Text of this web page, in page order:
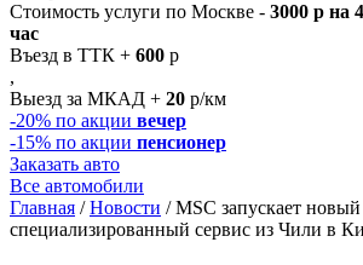
Стоимость услуги по Москве - 3000 р на
час
Въезд в ТТК + 600 р
,
Выезд за МКАД + 20 р/км
-20% по акции вечер
-15% по акции пенсионер
Заказать авто
Все автомобили
Главная /Новости /MSC запускает новый
специализированный сервис из Чили в